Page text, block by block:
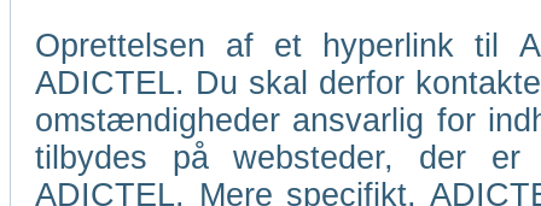
Oprettelsen af et hyperlink til
ADICTEL. Du skal derfor
omstændigheder ansvarlig for
tilbydes på websteder, der
ADICTEL. Mere specifikt,